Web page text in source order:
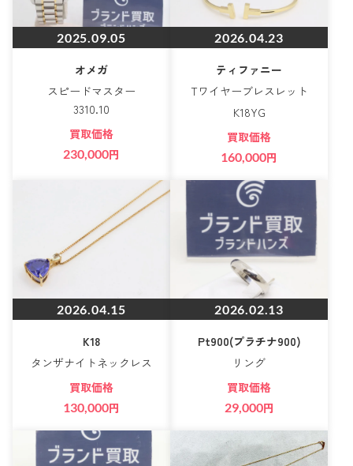
2025.09.05
オメガ
スピードマスター
3310.10
買取価格
230,000円
2026.04.23
ティファニー
Tワイヤーブレスレット
K18YG
買取価格
160,000円
2026.04.15
K18
タンザナイトネックレス
買取価格
130,000円
2026.02.13
Pt900(プラチナ900)
リング
買取価格
29,000円